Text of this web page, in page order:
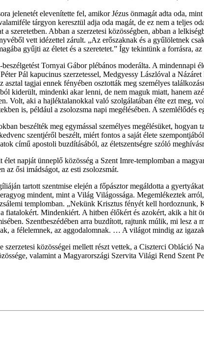
jelenetét elevenítette fel, amikor Jézus önmagát adta oda,
tárgyon keresztül adja oda magát, de ez nem a teljes
szeretetben. Abban a szerzetesi közösségben, abban a
vett idézettel zárult. „Az erőszaknak és a gyűlöletnek
gyűjti az életet és a szeretetet.” Így tekintünk a forrásra,
Tornyai Gábor plébános moderálta. A
Pál kapucinus szerzetessel, Medgyessy Lászlóval a
asztal tagjai ennek fényében osztották meg személyes
kiderült, mindenki akar lenni, de nem maguk miatt, hanem
Volt, aki a hajléktalanokkal való szolgálatában élte ezt meg,
is, például a zsolozsma napi megélésében. A
beszélték meg egymással személyes megélésüket,
szentjéről beszélt, miért fontos a saját élete
című apostoli buzdításából, az életszentségre szóló
élet napját ünneplő közösség a Szent Imre-templomban a
az ősi imádságot, az esti zsolozsmát.
tartott szentmise elején a főpásztor megáldotta a
mindent, mint a Világ Világossága. Megemlékeztek
templomban. „Nekünk Krisztus fényét kell
fiatalokért. Mindenkiért. A hitben élőkért és azokért, akik a hit
Szentbeszédében arra buzdított, rajtunk múlik, mi lesz
a félelemnek, az aggodalomnak. … A világot mindig az
szerzetesi közösségei mellett részt vettek, a Ciszterci
valamint a Magyarországi Szervita Világi Rend Szent